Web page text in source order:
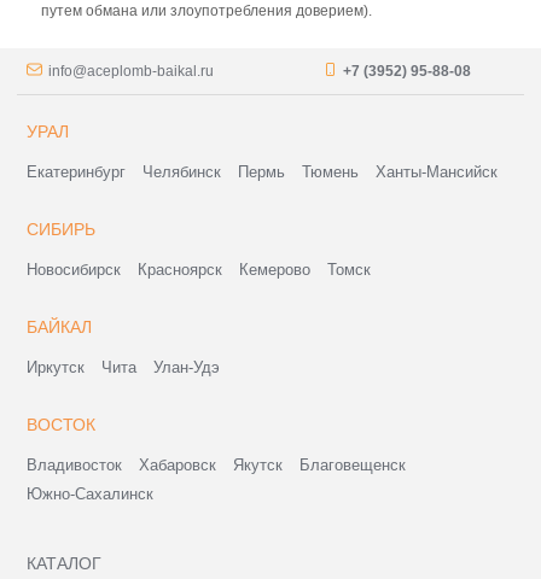
путем обмана или злоупотребления доверием).
info@aceplomb-baikal.ru +7 (3952) 95-88-08
УРАЛ
Екатеринбург Челябинск Пермь Тюмень Ханты-Мансийск
СИБИРЬ
Новосибирск Красноярск Кемерово Томск
БАЙКАЛ
Иркутск Чита Улан-Удэ
ВОСТОК
Владивосток Хабаровск Якутск
Благовещенск
Южно-Сахалинск
КАТАЛОГ